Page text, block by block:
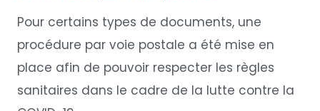
Pour certains types de documents, une
procédure par voie postale a été mise en
place afin de pouvoir respecter les règles
sanitaires dans le cadre de la lutte contre la